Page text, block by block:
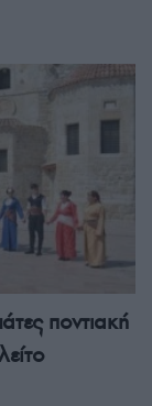
ποντιακή